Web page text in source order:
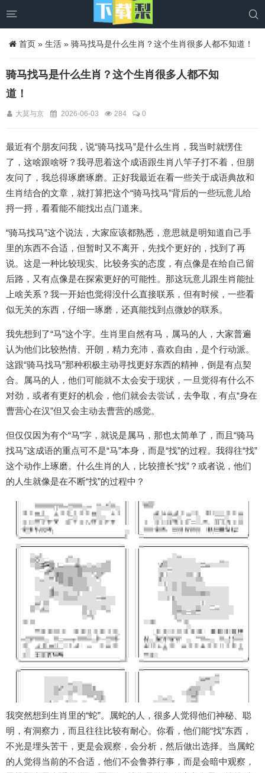
 
首页 » 生活 » 骑马找马是什么生肖？这个生肖很多人都不知道！
骑马找马是什么生肖？这个生肖很多人都不知
道！
大莫与京 2026-06-03 284 0
最近有个朋友问我，说“骑马找马”是什么生肖，我当时就愣住
了，这啥跟啥呀？我寻思着这个成语跟生肖八竿子打不着，但朋
友问了，我总得琢磨琢磨。正好我最近在看一些关于成语典故和
生肖结合的文章，就打算把这个“骑马找马”背后的一些玩意儿给
捋一捋，看看能不能找出点门道来。
“骑马找马”这个说法，大家应该都熟悉，意思就是明知道自己手
里的东西不合适，但暂时又不离开，先找个更好的，找到了再
说。这是一种比较现实、比较务实的态度，有点像是在给自己留
后路，又有点像是在探索更好的可能性。那这玩意儿跟生肖能扯
上啥关系？我一开始也觉得没什么直接联系，但有时候，一些看
似无关的东西，仔细一琢磨，还真能找到点微妙的联系。
我先想到了“马”这个字。生肖里自然有马，属马的人，大家普遍
认为他们比较热情、开朗，精力充沛，喜欢自由，是个行动派。
这跟“骑马找马”那种积极主动寻找更好东西的精神，倒是有点契
合。属马的人，他们可能就不太会安于现状，一旦觉得有什么不
对劲，或者有更好的机会，他们就会去尝试，去争取，有点“身在
曹营心在汉”但又会主动去曹营的感觉。
但仅仅因为有个“马”字，就说是属马，那也太简单了，而且“骑马
找马”这成语的重点可不是“马”本身，而是“找”的过程。我得往“找”
这个动作上琢磨。什么生肖的人，比较擅长“找”？或者说，他们
的人生就像是在不断“找”的过程中？
我突然想到生肖里的“蛇”。属蛇的人，很多人觉得他们神秘、聪
明，有洞察力，而且往往比较有耐心。你看，他们能“找”东西，
不光是埋头苦干，更是会观察，会分析，然后做出选择。当属蛇
的人觉得当前的不合适，他们不会鲁莽行事，而是会暗中观察，